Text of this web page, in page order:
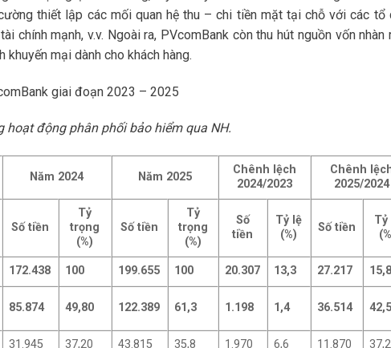
thiết lập các mối quan hệ thu – chi tiền mặt tại chỗ với các tổ
chính mạnh, v.v. Ngoài ra, PVcomBank còn thu hút nguồn vốn nhàn
mại dành cho khách hàng.
giai đoạn 2023 – 2025
hoạt động phân phối bảo hiểm qua NH.
Năm 2024 Năm 2025
Chênh lệch
2024/2023
Chênh
2025/2024
Số tiền
Tỷ
trọng
(%)
Số tiền
Tỷ
trọng
(%)
Số
tiền
Tỷ lệ
(%)
Số tiền
Tỷ
172.438 100 199.655 100 20.307 13,3 27.217 15,8
85.874 49,80 122.389 61,3 1.198 1,4 36.514 42,5
31.945 37,20 43.815 35,8 1.970 6,6 11.870 37,2